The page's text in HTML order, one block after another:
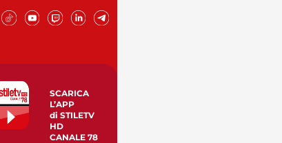
SCARICA
L’APP
di STILETV
HD
CANALE 78